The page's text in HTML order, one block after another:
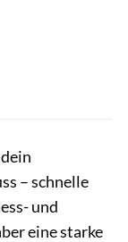
– schnelle
und
eine starke